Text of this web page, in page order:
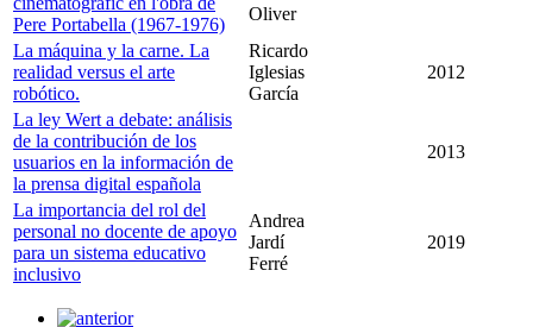
Pere Portabella (1967-1976)
Oliver
La máquina y la carne. La
realidad versus el arte
robótico.
Ricardo
Iglesias
García
2012
La ley Wert a debate: análisis
de la contribución de los
usuarios en la información de
la prensa digital española
2013
La importancia del rol del
personal no docente de apoyo
para un sistema educativo
inclusivo
Andrea
Jardí
Ferré
2019